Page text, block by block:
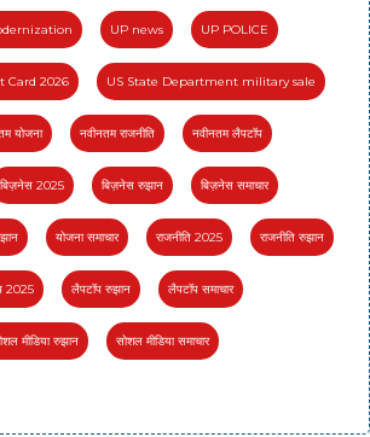
UP news UP POLICE
Card 2026 US State Department military sale
योजना नवीनतम राजनीति नवीनतम लैपटॉप
बिज़नेस 2025 बिज़नेस रुझान बिज़नेस समाचार
योजना समाचार राजनीति 2025 राजनीति रुझान
2025 लैपटॉप रुझान लैपटॉप समाचार
मीडिया रुझान सोशल मीडिया समाचार